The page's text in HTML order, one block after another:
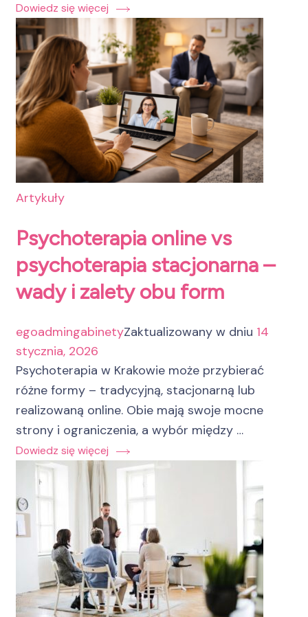
Dowiedz się więcej
Artykuły
Psychoterapia online vs
psychoterapia stacjonarna –
wady i zalety obu form
egoadmingabinetyZaktualizowany w dniu 14
stycznia, 2026
Psychoterapia w Krakowie może przybierać
różne formy – tradycyjną, stacjonarną lub
realizowaną online. Obie mają swoje mocne
strony i ograniczenia, a wybór między …
Dowiedz się więcej